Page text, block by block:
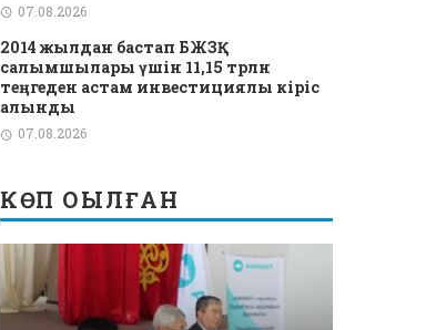
07.08.2026
2014 жылдан бастап БЖЗҚ
салымшылары үшін 11,15 трлн
теңгеден астам инвестициялық кіріс
алынды
07.08.2026
КӨП ОҚЫЛҒАН